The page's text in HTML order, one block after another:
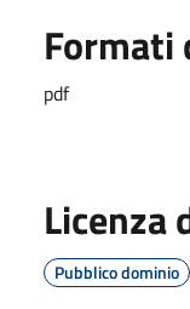
Formati
pdf
Licenza
Pubblico dominio